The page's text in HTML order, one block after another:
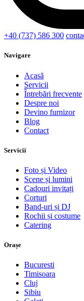
+40 (737) 586 300
Navigare
Acasă
Servicii
Întrebări frecvente
Despre noi
Devino furnizor
Blog
Contact
Servicii
Foto și Video
Scene și lumini
Cadouri invitați
Corturi
Band-uri și DJ
Rochii și costume
Catering
Orașe
Bucuresti
Timisoara
Cluj
Sibiu